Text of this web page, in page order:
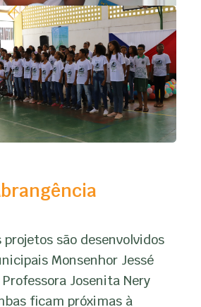
são desenvolvidos
Monsenhor Jessé
Josenita Nery
ficam próximas à